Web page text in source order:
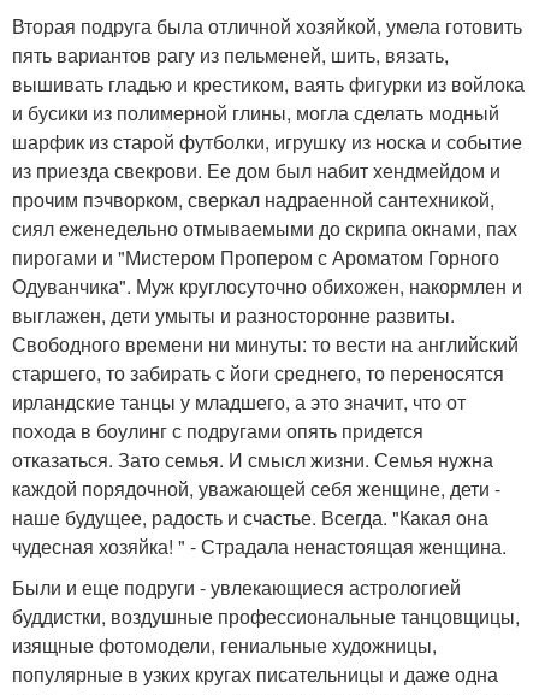
Вторая подруга была отличной хозяйкой, умела готовить
пять вариантов рагу из пельменей, шить, вязать,
вышивать гладью и крестиком, ваять фигурки из войлока
и бусики из полимерной глины, могла сделать модный
шарфик из старой футболки, игрушку из носка и событие
из приезда свекрови. Ее дом был набит хендмейдом и
прочим пэчворком, сверкал надраенной сантехникой,
сиял еженедельно отмываемыми до скрипа окнами, пах
пирогами и "Мистером Пропером с Ароматом Горного
Одуванчика". Муж круглосуточно обихожен, накормлен и
выглажен, дети умыты и разносторонне развиты.
Свободного времени ни минуты: то вести на английский
старшего, то забирать с йоги среднего, то переносятся
ирландские танцы у младшего, а это значит, что от
похода в боулинг с подругами опять придется
отказаться. Зато семья. И смысл жизни. Семья нужна
каждой порядочной, уважающей себя женщине, дети -
наше будущее, радость и счастье. Всегда. "Какая она
чудесная хозяйка! " - Страдала ненастоящая женщина.
Были и еще подруги - увлекающиеся астрологией
буддистки, воздушные профессиональные танцовщицы,
изящные фотомодели, гениальные художницы,
популярные в узких кругах писательницы и даже одна